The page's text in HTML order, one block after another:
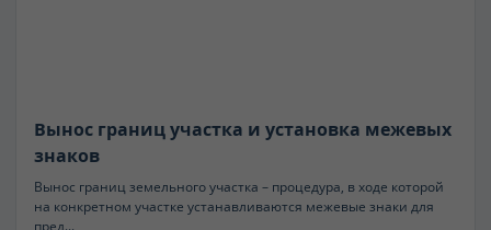
Услуги СК
Все
Вынос границ участка и установка межевых
знаков
Вынос границ земельного участка – процедура, в ходе которой
на конкретном участке устанавливаются межевые знаки для